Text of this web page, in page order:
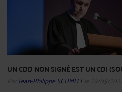
UN CDD NON SIGNÉ EST UN CDI
Par Jean-Philippe SCHMITTle 29/05/2022